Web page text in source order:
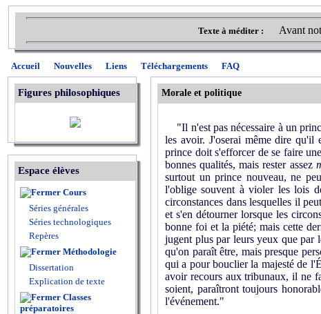
Texte à méditer : Avant
Accueil Nouvelles Liens Téléchargements FAQ
Figures philosophiques
Espace élèves
Cours
Séries générales
Séries technologiques
Repères
Méthodologie
Dissertation
Explication de texte
Classes
préparatoires
Morale et politique
"Il n'est pas nécessaire à un
les avoir. J'oserai même dire qu'il
prince doit s'efforcer de se faire
bonnes qualités, mais rester assez
surtout un prince nouveau, ne
l'oblige souvent à violer les lois
circonstances dans lesquelles il
et s'en détourner lorsque les
bonne foi et la piété; mais cette
jugent plus par leurs yeux que par
qu'on paraît être, mais presque
qui a pour bouclier la majesté de
avoir recours aux tribunaux, il ne
soient, paraîtront toujours
l'événement."